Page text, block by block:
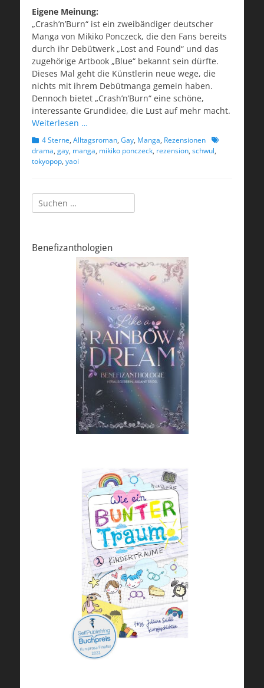
Eigene Meinung:
„Crash’n’Burn“ ist ein zweibändiger deutscher
Manga von Mikiko Ponczeck, die den Fans bereits
durch ihr Debütwerk „Lost and Found“ und das
zugehörige Artbook „Blue“ bekannt sein dürfte.
Dieses Mal geht die Künstlerin neue wege, die
nichts mit ihrem Debütmanga gemein haben.
Dennoch bietet „Crash’n’Burn“ eine schöne,
interessante Grundidee, die Lust auf mehr macht.
Weiterlesen …
Kategorien
4 Sterne, Alltagsroman, Gay, Manga, Rezensionen Schlagworte
drama, gay, manga, mikiko ponczeck, rezension, schwul,
tokyopop, yaoi
Suchen
nach:
Benefizanthologien